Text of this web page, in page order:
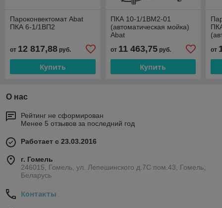
Пароконвектомат Abat
ПКА 6-1/1ВП2
от 12 817,88 руб.
Купить
ПКА 10-1/1ВМ2-01
(автоматическая мойка)
Abat
от 11 463,75руб.
Купить
от
О нас
Рейтинг не сформирован
Менее 5 отзывов за последний год
Работает с 23.03.2016
г. Гомель
246015, Гомель, ул. Лепешинского д.7С пом.43, Гомель,
Беларусь
Контакты